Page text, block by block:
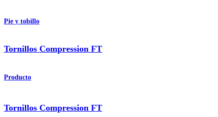
Pie y tobillo
Tornillos Compression FT
Producto
Tornillos Compression FT